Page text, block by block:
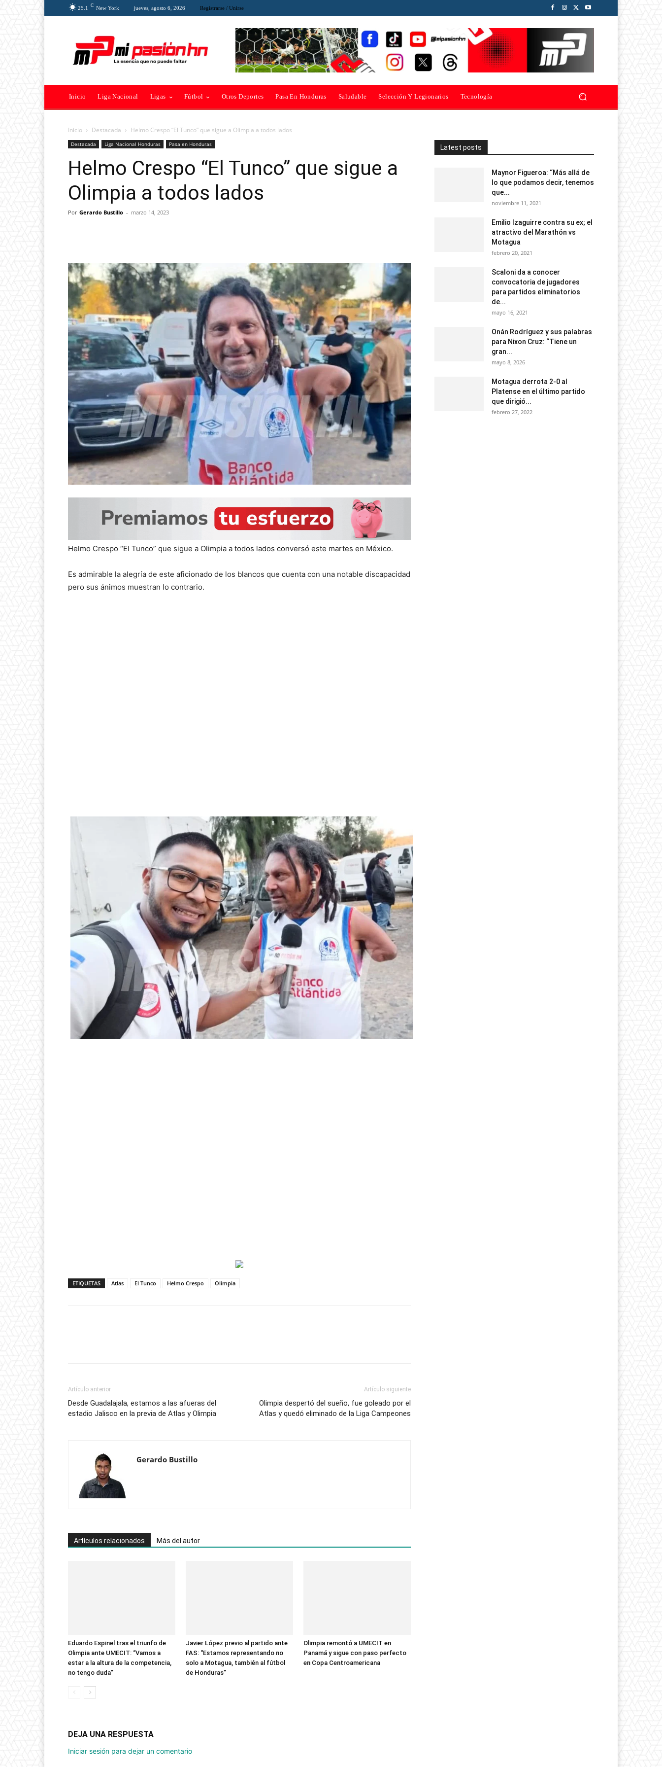
25.1 C New York jueves, agosto 6, 2026 Registrarse / Unirse
Inicio Liga Nacional Ligas Fútbol Otros Deportes Pasa En Honduras Saludable Selección Y Legionarios Tecnología
Inicio Destacada Helmo Crespo “El Tunco” que sigue a Olimpia a todos lados
Destacada Liga Nacional Honduras Pasa en Honduras
Helmo Crespo “El Tunco” que sigue a
Olimpia a todos lados
Por Gerardo Bustillo - marzo 14, 2023
Helmo Crespo “El Tunco” que sigue a Olimpia a todos lados conversó este martes en México.
Es admirable la alegría de este aficionado de los blancos que cuenta con una notable discapacidad
pero sus ánimos muestran lo contrario.
ETIQUETAS Atlas El Tunco Helmo Crespo Olimpia
Artículo anterior
Desde Guadalajala, estamos a las afueras del
estadio Jalisco en la previa de Atlas y Olimpia
Artículo siguiente
Olimpia despertó del sueño, fue goleado por el
Atlas y quedó eliminado de la Liga Campeones
Gerardo Bustillo
Artículos relacionados Más del autor
Eduardo Espinel tras el triunfo de
Olimpia ante UMECIT: “Vamos a
estar a la altura de la competencia,
no tengo duda”
Javier López previo al partido ante
FAS: “Estamos representando no
solo a Motagua, también al fútbol
de Honduras”
Olimpia remontó a UMECIT en
Panamá y sigue con paso perfecto
en Copa Centroamericana
DEJA UNA RESPUESTA
Iniciar sesión para dejar un comentario
Latest posts
Maynor Figueroa: “Más allá de
lo que podamos decir, tenemos
que...
noviembre 11, 2021
Emilio Izaguirre contra su ex; el
atractivo del Marathón vs
Motagua
febrero 20, 2021
Scaloni da a conocer
convocatoria de jugadores
para partidos eliminatorios
de...
mayo 16, 2021
Onán Rodríguez y sus palabras
para Nixon Cruz: “Tiene un
gran...
mayo 8, 2026
Motagua derrota 2-0 al
Platense en el último partido
que dirigió...
febrero 27, 2022